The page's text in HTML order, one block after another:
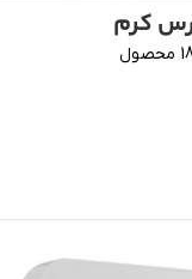
کرم